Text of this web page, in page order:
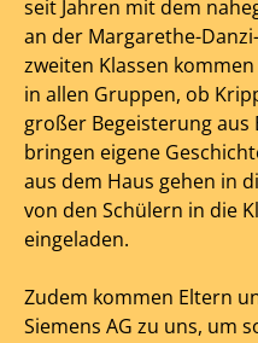
seit Jahren mit dem
an der Margarethe-
zweiten Klassen
in allen Gruppen, ob
großer Begeisterung
bringen eigene
aus dem Haus gehen in
von den Schülern in die
eingeladen.
Zudem kommen Eltern
Siemens AG zu uns, um